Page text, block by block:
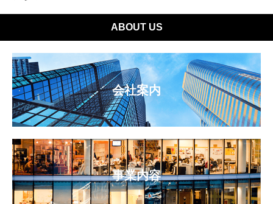
ABOUT US
会社案内
事業内容